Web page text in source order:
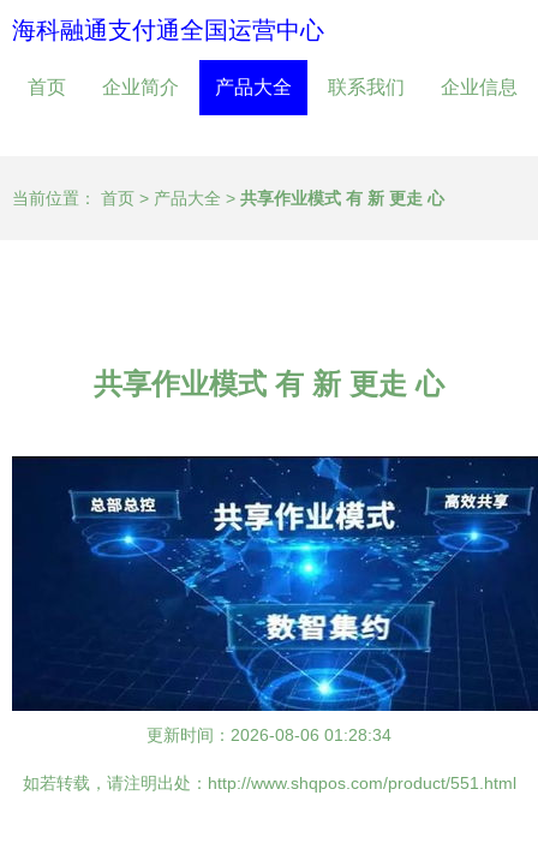
海科融通支付通全国运营中心
首页 企业简介 产品大全 联系我们 企业信息
当前位置： 首页 > 产品大全 > 共享作业模式 有 新 更走 心
共享作业模式 有 新 更走 心
更新时间：2026-08-06 01:28:34
如若转载，请注明出处：http://www.shqpos.com/product/551.html